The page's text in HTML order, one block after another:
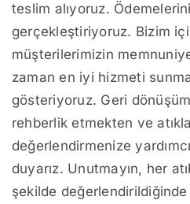
teslim alıyoruz.
gerçekleştiriyoruz. Bizim
müşterilerimizin
zaman en iyi hizmeti
gösteriyoruz. Geri
rehberlik etmekten ve
değerlendirmenize
duyarız. Unutmayın, her
şekilde